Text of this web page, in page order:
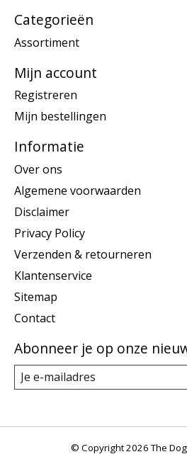
Categorieën
Assortiment
Mijn account
Registreren
Mijn bestellingen
Informatie
Over ons
Algemene voorwaarden
Disclaimer
Privacy Policy
Verzenden & retourneren
Klantenservice
Sitemap
Contact
Abonneer je op onze
© Copyright 2026 The